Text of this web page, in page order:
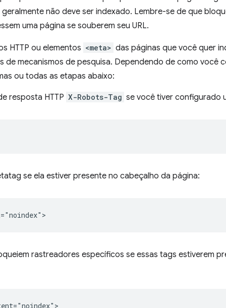
não deve ser indexado. Lembre-se de que
uma página se souberem seu URL.
HTTP ou elementos <meta> das páginas que você quer
mecanismos de pesquisa. Dependendo de como você
ou todas as etapas abaixo:
resposta HTTP X-Robots-Tag se você tiver configurado
se ela estiver presente no cabeçalho da página:
rastreadores específicos se essas tags estiverem